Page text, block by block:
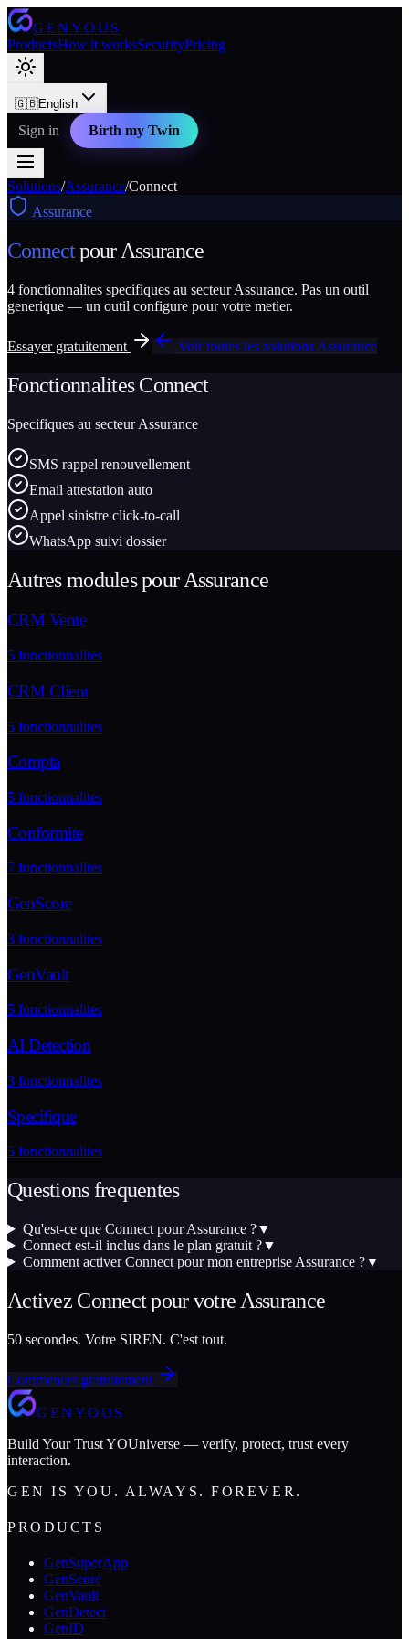
GENYOUS
ProductsHow it worksSecurityPricing
🇬🇧English
Sign in Birth my Twin
Solutions/Assurance/Connect
Assurance
Connectpour Assurance
4 fonctionnalites specifiques au secteurAssurance. Pas un outil
generique — un outil configure pour votre metier.
Essayer gratuitement Voir toutes les solutions Assurance
FonctionnalitesConnect
Specifiques au secteurAssurance
SMS rappel renouvellement
Email attestation auto
Appel sinistre click-to-call
WhatsApp suivi dossier
Autres modules pour Assurance
CRM Vente
5 fonctionnalites
CRM Client
5 fonctionnalites
Compta
5 fonctionnalites
Conformite
7 fonctionnalites
GenScore
3 fonctionnalites
GenVault
5 fonctionnalites
AI Detection
3 fonctionnalites
Specifique
5 fonctionnalites
Questions frequentes
Qu'est-ce que Connect pour Assurance ?▼
Connect est-il inclus dans le plan gratuit ?▼
Comment activer Connect pour mon entreprise Assurance ?▼
Activez Connectpour votre Assurance
50 secondes. Votre SIREN. C'est tout.
Commencer gratuitement
GENYOUS
Build Your Trust YOUniverse — verify, protect, trust every
interaction.
GEN IS YOU. ALWAYS. FOREVER.
PRODUCTS
GenSuperApp
GenScore
GenVault
GenDetect
GenID